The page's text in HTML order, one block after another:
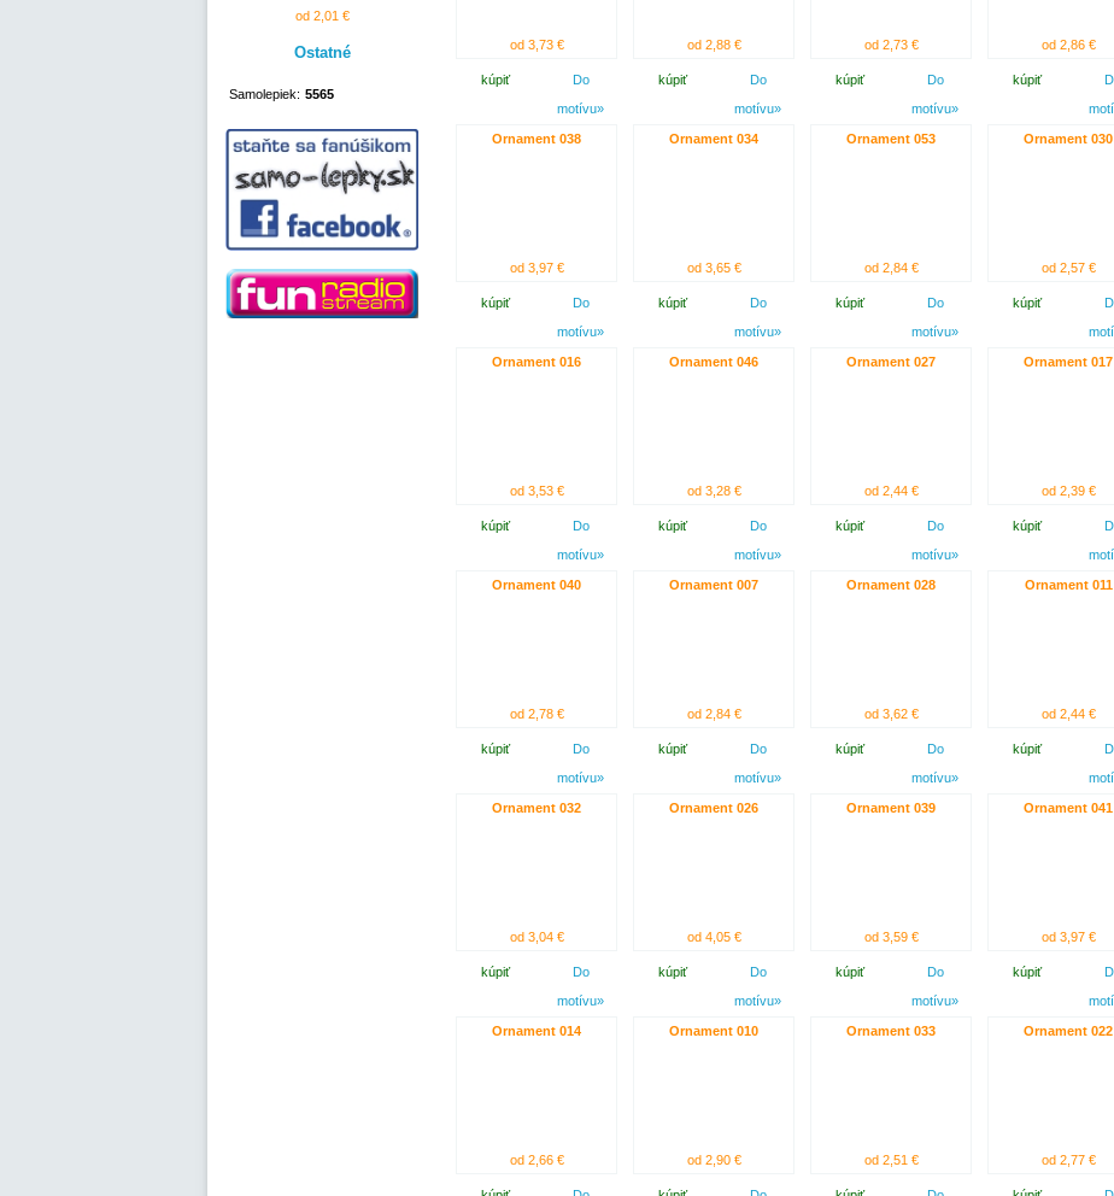
od 2,01 €
Ostatné
Samolepiek: 5565
od 3,73 €
kúpiť
Do
motívu»
od 2,88 €
kúpiť
Do
motívu»
od 2,73 €
kúpiť
Do
motívu»
od 2,86 €
kúpiť
Ornament 038
od 3,97 €
kúpiť
Do
motívu»
Ornament 034
od 3,65 €
kúpiť
Do
motívu»
Ornament 053
od 2,84 €
kúpiť
Do
motívu»
Ornament 030
od 2,57 €
kúpiť
Ornament 016
od 3,53 €
kúpiť
Do
motívu»
Ornament 046
od 3,28 €
kúpiť
Do
motívu»
Ornament 027
od 2,44 €
kúpiť
Do
motívu»
Ornament 017
od 2,39 €
kúpiť
Ornament 040
od 2,78 €
kúpiť
Do
motívu»
Ornament 007
od 2,84 €
kúpiť
Do
motívu»
Ornament 028
od 3,62 €
kúpiť
Do
motívu»
Ornament 011
od 2,44 €
kúpiť
Ornament 032
od 3,04 €
kúpiť
Do
motívu»
Ornament 026
od 4,05 €
kúpiť
Do
motívu»
Ornament 039
od 3,59 €
kúpiť
Do
motívu»
Ornament 041
od 3,97 €
kúpiť
Ornament 014
od 2,66 €
Ornament 010
od 2,90 €
Ornament 033
od 2,51 €
Ornament 022
od 2,77 €